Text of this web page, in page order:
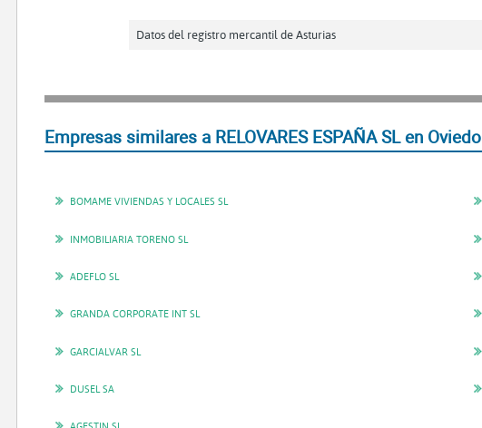
Datos del registro mercantil de Asturias
Empresas similares a RELOVARES ESPAÑA SL en Oviedo
BOMAME VIVIENDAS Y LOCALES SL
INMOBILIARIA TORENO SL
ADEFLO SL
GRANDA CORPORATE INT SL
GARCIALVAR SL
DUSEL SA